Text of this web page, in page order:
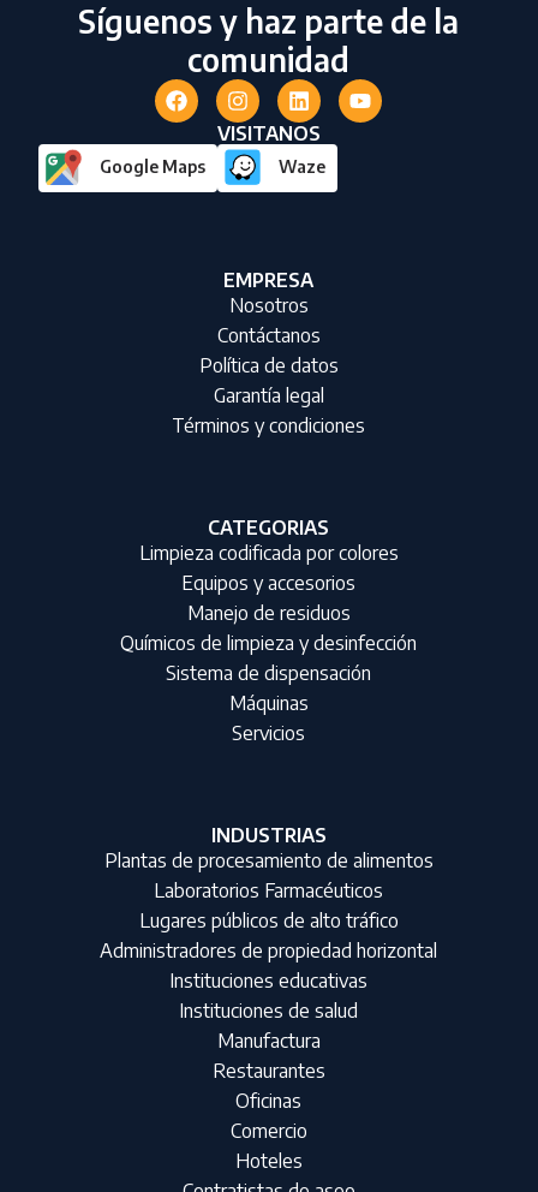
Síguenos y haz parte de la
comunidad
VISITANOS
Google Maps Waze
EMPRESA
Nosotros
Contáctanos
Política de datos
Garantía legal
Términos y condiciones
CATEGORIAS
Limpieza codificada por colores
Equipos y accesorios
Manejo de residuos
Químicos de limpieza y desinfección
Sistema de dispensación
Máquinas
Servicios
INDUSTRIAS
Plantas de procesamiento de alimentos
Laboratorios Farmacéuticos
Lugares públicos de alto tráfico
Administradores de propiedad horizontal
Instituciones educativas
Instituciones de salud
Manufactura
Restaurantes
Oficinas
Comercio
Hoteles